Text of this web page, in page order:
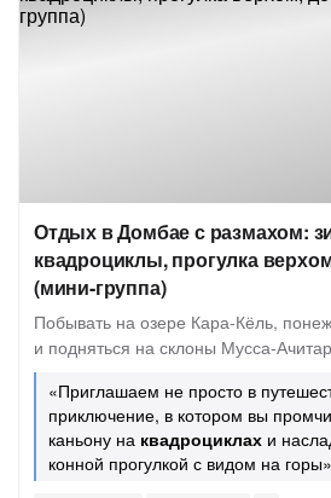
Отдых в Домбае с размахом:
квадроциклы, прогулка
(мини-группа)
Побывать на озере Кара-Кёль,
и подняться на склоны Мусса-
«Приглашаем не просто в
приключение, в котором вы
каньону на квадроциклах и
конной прогулкой с видом на горы»